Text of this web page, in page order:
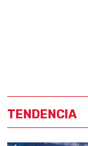
TENDENCIA